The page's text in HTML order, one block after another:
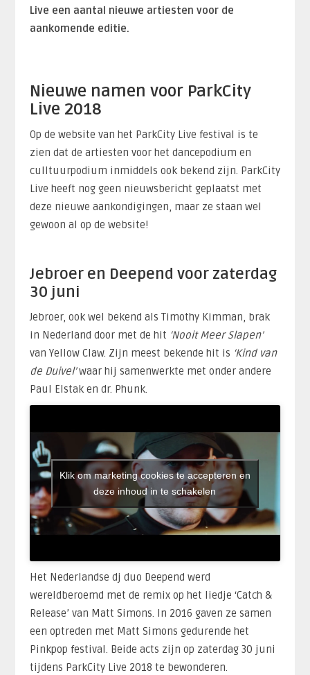
Live een aantal nieuwe artiesten voor de
aankomende editie.
Nieuwe namen voor ParkCity
Live 2018
Op de website van het ParkCity Live festival is te
zien dat de artiesten voor het dancepodium en
culltuurpodium inmiddels ook bekend zijn. ParkCity
Live heeft nog geen nieuwsbericht geplaatst met
deze nieuwe aankondigingen, maar ze staan wel
gewoon al op de website!
Jebroer en Deepend voor zaterdag
30 juni
Jebroer, ook wel bekend als Timothy Kimman, brak
in Nederland door met de hit ‘Nooit Meer Slapen’
van Yellow Claw. Zijn meest bekende hit is ‘Kind van
de Duivel’waar hij samenwerkte met onder andere
Paul Elstak en dr. Phunk.
Klik om marketing cookies te accepteren en
deze inhoud in te schakelen
Het Nederlandse dj duo Deepend werd
wereldberoemd met de remix op het liedje ‘Catch &
Release’ van Matt Simons. In 2016 gaven ze samen
een optreden met Matt Simons gedurende het
Pinkpop festival. Beide acts zijn op zaterdag 30 juni
tijdens ParkCity Live 2018 te bewonderen.